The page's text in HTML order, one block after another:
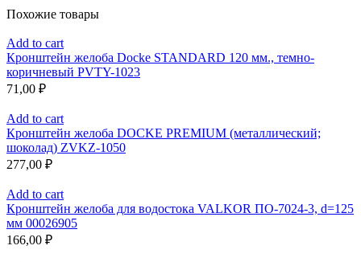
Похожие товары
Add to cart
Кронштейн желоба Docke STANDARD 120 мм., темно-
коричневый PVTY-1023
71,00 ₽
Add to cart
Кронштейн желоба DOCKE PREMIUM (металлический;
шоколад) ZVKZ-1050
277,00 ₽
Add to cart
Кронштейн желоба для водостока VALKOR ПО-7024-3, d=125
мм 00026905
166,00 ₽